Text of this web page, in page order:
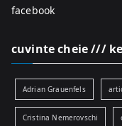
facebook
cuvinte cheie ///
Adrian Grauenfels
Cristina Nemerovschi